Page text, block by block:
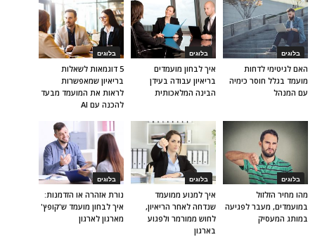
בלוגים
5 דוגמאות לשאלות
בריאיון שמאפשרות
לראות את המועמד מבעד
להכנה עם AI
בלוגים
איך לבחון מועמדים
בריאיון עבודה בעידן
הבינה המלאכותית
בלוגים
האם לגיטימי לדחות
מועמד בגלל חוסר כימיה
עם המנהל
בלוגים
נורת אזהרה או הזדמנות:
איך לבחון מועמד ש'קופץ'
מארגון לארגון
בלוגים
איך למנוע ממועמד
שנדחה לאחר הריאיון,
לחוש ממורמר ולפגוע
בארגון
בלוגים
מהו מחיר הזלזול
במועמדים, מעבר לפגיעה
במותג המעסיק